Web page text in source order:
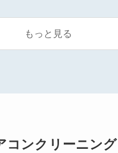
もっと見る
コンクリーニング